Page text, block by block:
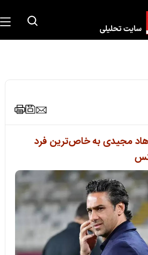
مجیدی به خاص‌ترین فرد